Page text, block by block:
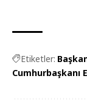
Etiketler:
Cumhurbaşkanı